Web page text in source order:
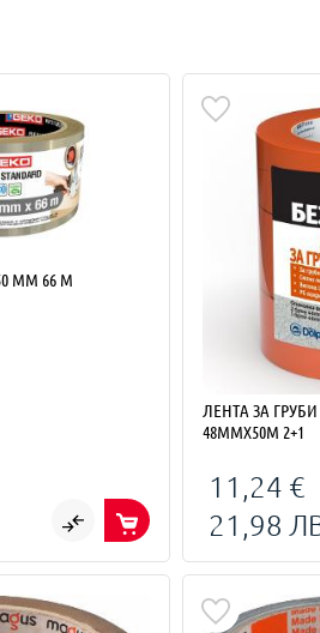
MM 66 M
ЛЕНТА ЗА
48ММХ50М 2+1
11,24 €
21,98